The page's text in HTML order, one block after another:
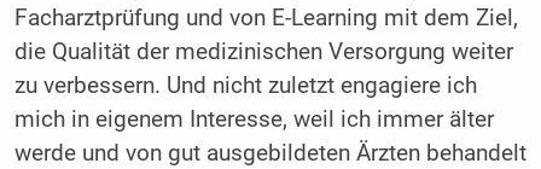
Facharztprüfung und von E-Learning mit dem Ziel,
die Qualität der medizinischen Versorgung weiter
zu ­verbessern. Und nicht zuletzt engagiere ich
mich in eigenem Interesse, weil ich immer älter
werde und von gut ausgebildeten Ärzten behandelt